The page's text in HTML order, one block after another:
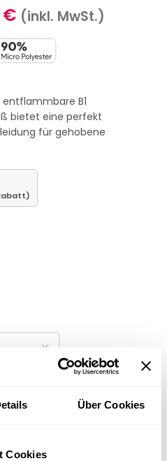
Über Cookies
Cookies
€ (inkl. MwSt.)
B1
bietet eine perfekt
für gehobene